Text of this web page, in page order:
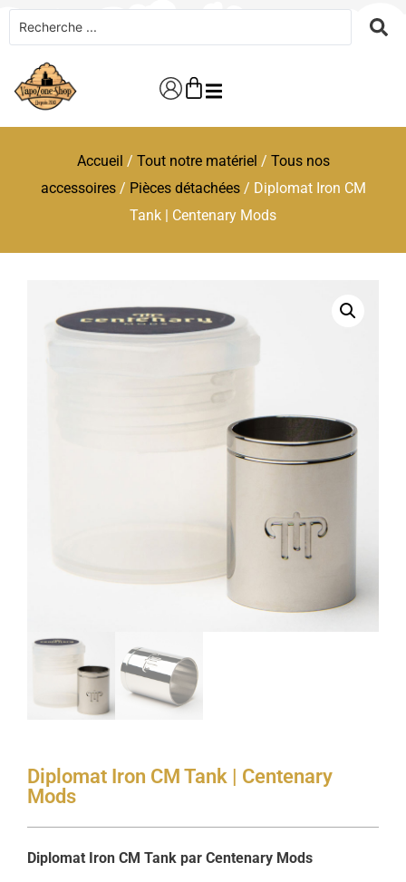
Accueil / Tout notre matériel / Tous nos
accessoires/ Pièces détachées/ Diplomat Iron CM
Tank | Centenary Mods
Diplomat Iron CM Tank | Centenary
Mods
Diplomat Iron CM Tank par Centenary Mods